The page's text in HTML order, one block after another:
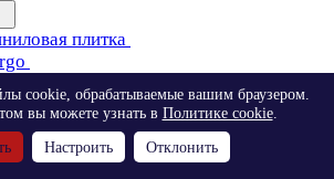
плитка
Pergo
Classic Plank Optimum Glue
Modern Plank Optimum Glue
cookie, обрабатываемые вашим браузером.
вы можете узнать в Политике cookie.
Настроить Отклонить